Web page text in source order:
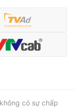
có sự chấp